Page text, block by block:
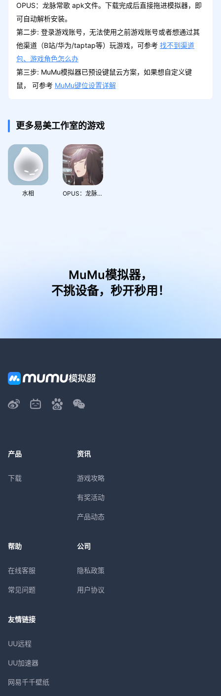
OPUS：龙脉常歌 apk文件。下载完成后直接拖进模拟器，即
可自动解析安装。
第二步: 登录游戏账号，无法使用之前游戏账号或者想通过其
他渠道（B站/华为/taptap等）玩游戏，可参考 找不到渠道
包、游戏角色怎么办
第三步: MuMu模拟器已预设键鼠云方案，如果想自定义键
鼠， 可参考 MuMu键位设置详解
更多易美工作室的游戏
水相 OPUS：龙脉常歌
MuMu模拟器，
不挑设备，秒开秒用！
产品
下载
资讯
游戏攻略
有奖活动
产品动态
帮助
在线客服
常见问题
公司
隐私政策
用户协议
友情链接
UU远程
UU加速器
网易千千壁纸